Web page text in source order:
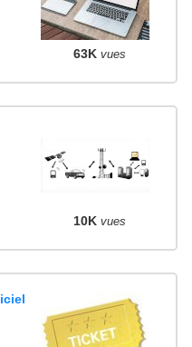
63K vues
10K vues